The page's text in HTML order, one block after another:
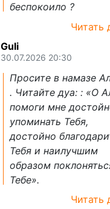
беспокоило ?
Читать
Guli
30.07.2026 20:30
Просите в намазе
. Читайте дуа: : «О
помоги мне
упоминать Тебя,
достойно
Тебя и наилучшим
образом
Тебе».
Читать